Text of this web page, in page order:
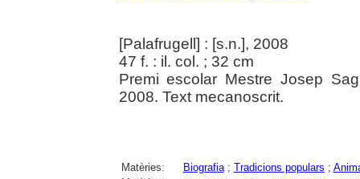
[Palafrugell] : [s.n.], 2008
47 f. : il. col. ; 32 cm
Premi escolar Mestre Josep
2008. Text mecanoscrit.
Matèries: Biografia; Tradicions populars ;